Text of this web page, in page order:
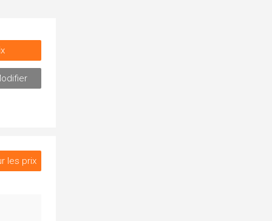
les prix